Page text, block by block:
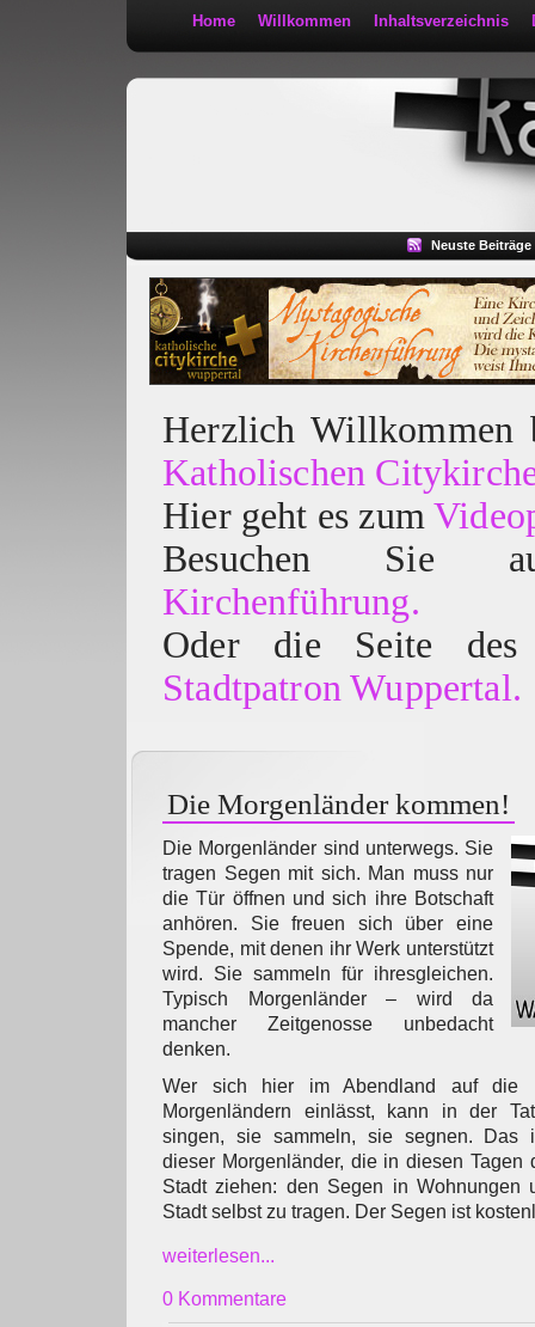
Home Willkommen Inhaltsverzeichnis
Neuste Beiträge
Herzlich
Katholischen
Hier geht es zum
Besuchen
Kirchenführung.
Oder die Seite des
Stadtpatron Wuppertal.
Die Morgenländer kommen!
Die Morgenländer sind unterwegs. Sie
tragen Segen mit sich. Man muss nur
die Tür öffnen und sich ihre Botschaft
anhören. Sie freuen sich über eine
Spende, mit denen ihr Werk unterstützt
wird. Sie sammeln für ihresgleichen.
Typisch Morgenländer – wird da
mancher Zeitgenosse unbedacht
denken.
Wer sich hier im Abendland auf die
Morgenländern einlässt, kann in der
singen, sie sammeln, sie segnen. Das
dieser Morgenländer, die in diesen Tagen
Stadt ziehen: den Segen in Wohnungen
Stadt selbst zu tragen. Der Segen ist
weiterlesen...
0 Kommentare